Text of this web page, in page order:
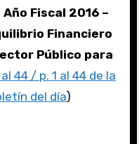
Fiscal 2016 –
Financiero
Público para
al 44 / p. 1 al 44 de la
del día)